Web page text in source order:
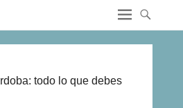
todo lo que debes